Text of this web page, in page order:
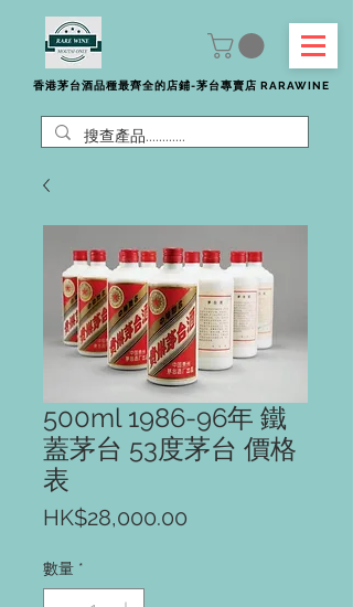
香港茅台酒品種最齊全的店鋪-茅台專賣店 RARAWINE
500ml 1986-96年 鐵
蓋茅台 53度茅台 價格
表
HK$28,000.00
數量 *